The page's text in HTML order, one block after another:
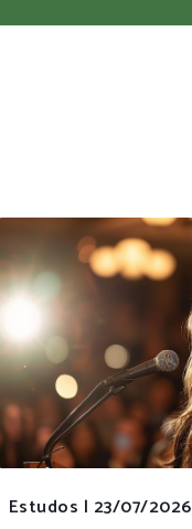
Estudos | 23/07/2026